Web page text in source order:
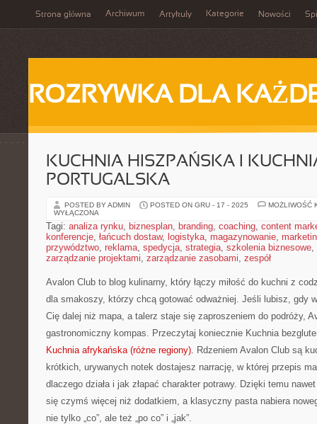
Strona główna Archiwum Artykuły Kategorie Nowości
ROZRYWKA DLA
KUCHNIA HISZPAŃSKA I
PORTUGALSKA
POSTED BY ADMIN POSTED ON GRU - 17 - 2025
MOŻLIWOŚĆ
WYŁĄCZONA
Tagi: analiza rynku, biznesplan, branding, coaching, content
konferencje, łańcuch dostaw, logistyka, magazynowanie,
przywództwo, reklama, spedycja, strategia, szkolenia biznesowe,
zarządzanie projektami, zarządzanie zasobami, zespół
Avalon Club to blog kulinarny, który łączy miłość do kuchni z
dla smakoszy, którzy chcą gotować odważniej. Jeśli lubisz, gdy
Cię dalej niż mapa, a talerz staje się zaproszeniem do podróży,
gastronomiczny kompas. Przeczytaj koniecznie Kuchnia
Kuchnia afrykańska (różne regiony). Rdzeniem Avalon Club są
krótkich, urywanych notek dostajesz narrację, w której przepis
dlaczego działa i jak złapać charakter potrawy. Dzięki temu
się czymś więcej niż dodatkiem, a klasyczny pasta nabiera
nie tylko „co”, ale też „po co” i „jak”.